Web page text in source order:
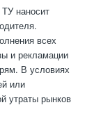
наносит
всех
и рекламации
В условиях
или
утраты рынков